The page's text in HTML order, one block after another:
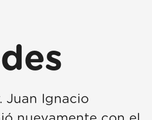
Juan Ignacio